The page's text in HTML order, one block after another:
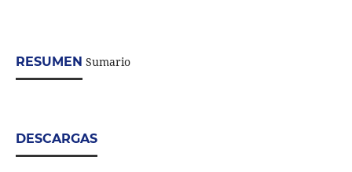
RESUMEN Sumario
DESCARGAS